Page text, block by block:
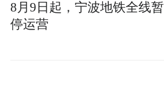
8月9日起，宁波地铁全线暂
停运营